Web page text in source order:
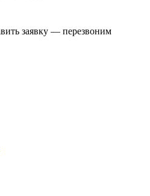
заявку — перезвоним